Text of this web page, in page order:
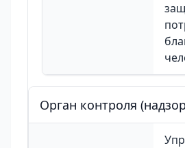
Орган контроля